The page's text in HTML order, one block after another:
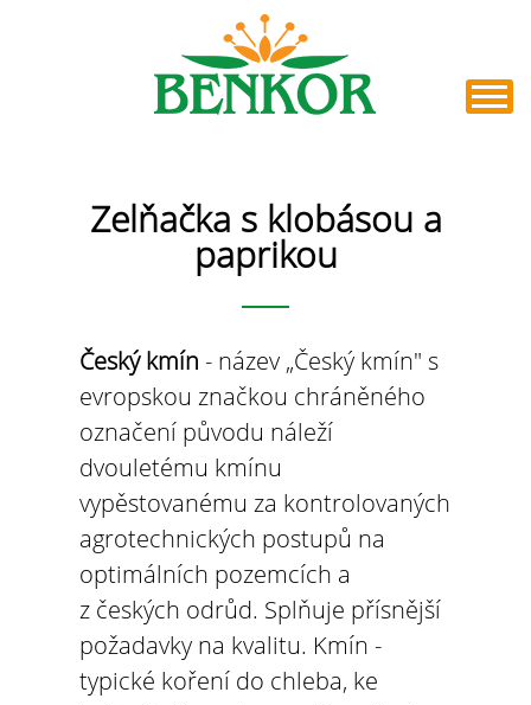
Zelňačka s klobásou a
paprikou
Český kmín - název „Český kmín" s
evropskou značkou chráněného
označení původu náleží
dvouletému kmínu
vypěstovanému za kontrolovaných
agrotechnických postupů na
optimálních pozemcích a
z českých odrůd. Splňuje přísnější
požadavky na kvalitu. Kmín -
typické koření do chleba, ke